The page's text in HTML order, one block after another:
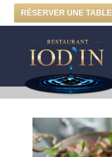
RÉSERVER UNE TABLE